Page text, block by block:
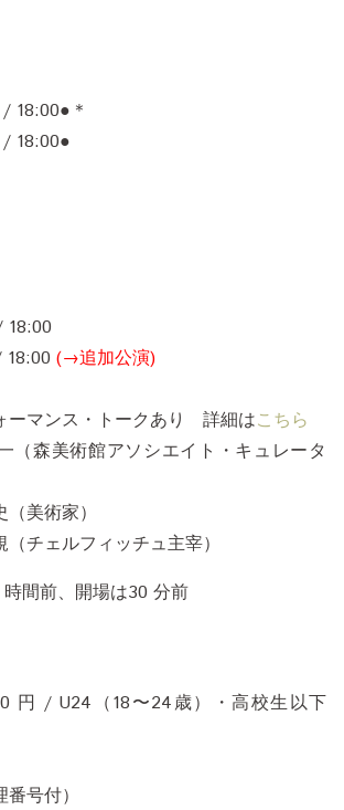
18:00●＊
18:00●
18:00
18:00 (→追加公演)
ーマンス・トークあり 詳細はこちら
（森美術館アソシエイト・キュレータ
術家）
ルフィッチュ主宰）
間前、開場は30 分前
円 / U24（18〜24歳）・高校生以下
号付）